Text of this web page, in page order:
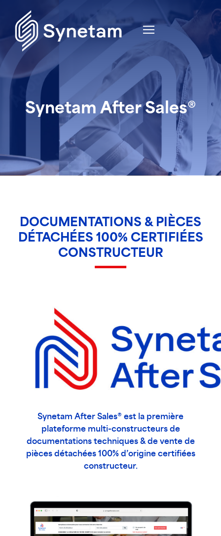
Synetam After Sales®
DOCUMENTATIONS & PIÈCES
DÉTACHÉES 100% CERTIFIÉES
CONSTRUCTEUR
Synetam After Sales® est la première
plateforme multi-constructeurs de
documentations techniques & de vente de
pièces détachées 100% d’origine certifiées
constructeur.